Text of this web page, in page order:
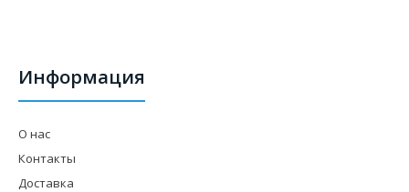
Информация
О нас
Контакты
Доставка